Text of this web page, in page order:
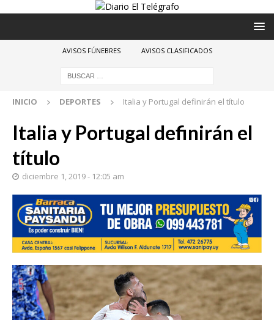
AVISOS FÚNEBRES AVISOS CLASIFICADOS
INICIO DEPORTES Italia y Portugal definirán el título
Italia y Portugal definirán el
título
diciembre 1, 2019 - 12:05 am